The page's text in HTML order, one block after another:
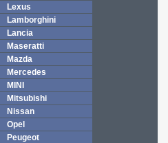
Lexus
Lamborghini
Lancia
Maseratti
Mazda
Mercedes
MINI
Mitsubishi
Nissan
Opel
Peugeot